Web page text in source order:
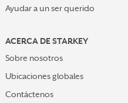
Ayudar a un ser querido
ACERCA DE STARKEY
Sobre nosotros
Ubicaciones globales
Contáctenos